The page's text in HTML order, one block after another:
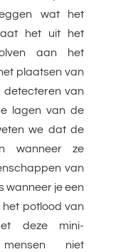
wat het
het uit het
aan het
plaatsen van
van
lagen van de
we dat de
wanneer ze
van
wanneer je een
potlood van
deze mini-
niet